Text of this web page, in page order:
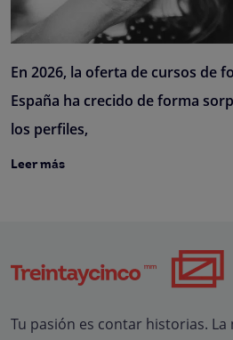
En 2026, la oferta de cursos de
España ha crecido de forma
los perfiles,
Leer más
Tu pasión es contar historias.